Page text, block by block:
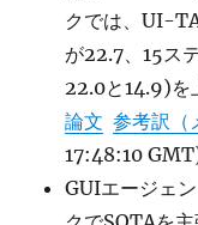
クでは、UI-
が22.7、15ス
22.0と14.9)を
論文 参考訳（
17:48:10
GUIエージェ